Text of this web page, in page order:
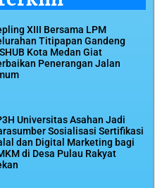
XIII Bersama LPM
Titipapan Gandeng
Kota Medan Giat
Penerangan Jalan
Universitas Asahan Jadi
Sosialisasi Sertifikasi
dan Digital Marketing bagi
di Desa Pulau Rakyat